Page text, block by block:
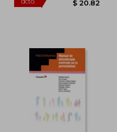
45%
dcto.